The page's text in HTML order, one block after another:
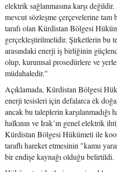
elektrik sağlanmasına karşı
mevcut sözleşme çerçevelerine tam
tarafı olan Kürdistan Bölgesi
gerçekleştirilmelidir. Şirketlerin bu
arasındaki enerji iş birliğinin
olup, kurumsal prosedürlere ve
müdahaledir."
Açıklamada, Kürdistan Bölgesi
enerji tesisleri için defalarca ek
ancak bu taleplerin karşılanmadığı
halkının ve Irak’ın genel elektrik
Kürdistan Bölgesi Hükümeti ile
taraflı hareket etmesinin "kamu
bir endişe kaynağı olduğu belirtildi.